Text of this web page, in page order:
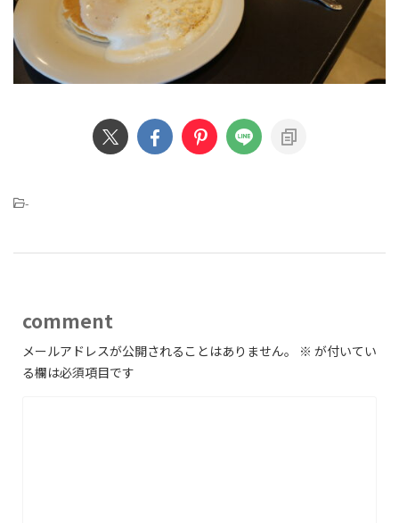
-
comment
メールアドレスが公開されることはありません。 ※ が付いてい
る欄は必須項目です